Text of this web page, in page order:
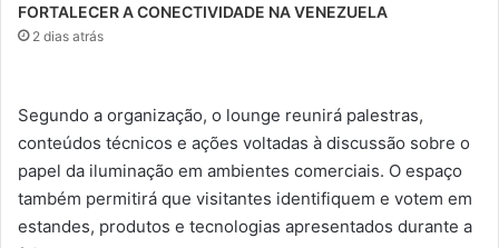
FORTALECER A CONECTIVIDADE NA VENEZUELA
2 dias atrás
Segundo a organização, o lounge reunirá palestras,
conteúdos técnicos e ações voltadas à discussão sobre o
papel da iluminação em ambientes comerciais. O espaço
também permitirá que visitantes identifiquem e votem em
estandes, produtos e tecnologias apresentados durante a